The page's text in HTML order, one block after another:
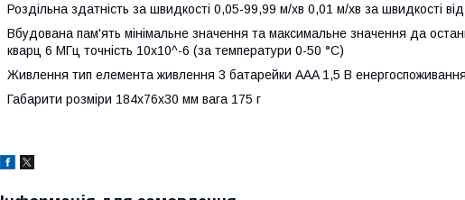
Роздільна здатність за швидкості 0,05-99,99 м/хв 0,01 м/хв за швидкості
Вбудована пам'ять мінімальне значення та максимальне значення да
кварц 6 МГц точність 10x10^-6 (за температури 0-50 °C)
Живлення тип елемента живлення 3 батарейки AAA 1,5 В
Габарити розміри 184x76x30 мм вага 175 г